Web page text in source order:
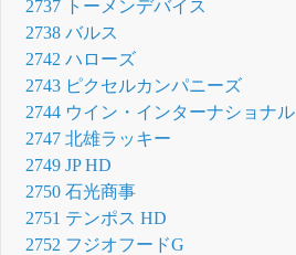
2737 トーメンデバイス
2738 バルス
2742 ハローズ
2743 ピクセルカンパニーズ
2744 ウイン・インターナショナル
2747 北雄ラッキー
2749 JP HD
2750 石光商事
2751 テンポス HD
2752 フジオフードG